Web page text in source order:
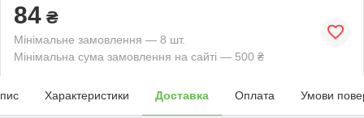
84 ₴
Мінімальне замовлення — 8 шт.
Мінімальна сума замовлення на сайті — 500 ₴
Характеристики Доставка Оплата Умови